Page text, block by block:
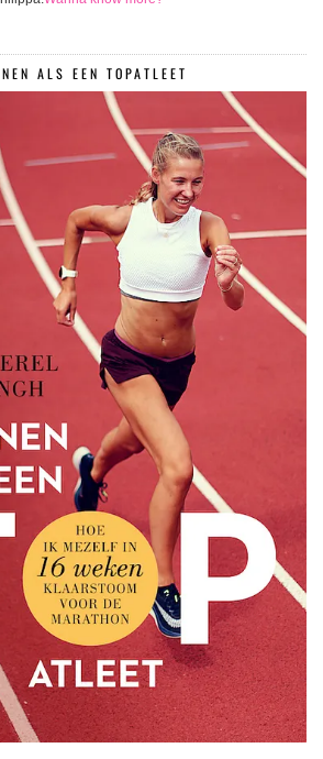
ALS EEN TOPATLEET